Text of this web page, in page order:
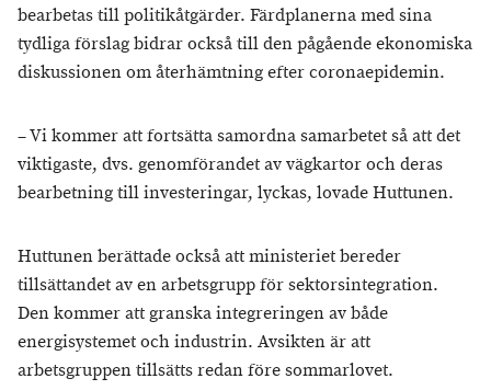
bearbetas till politikåtgärder. Färdplanerna med sina
tydliga förslag bidrar också till den pågående ekonomiska
diskussionen om återhämtning efter coronaepidemin.
– Vi kommer att fortsätta samordna samarbetet så att det
viktigaste, dvs. genomförandet av vägkartor och deras
bearbetning till investeringar, lyckas, lovade Huttunen.
Huttunen berättade också att ministeriet bereder
tillsättandet av en arbetsgrupp för sektorsintegration.
Den kommer att granska integreringen av både
energisystemet och industrin. Avsikten är att
arbetsgruppen tillsätts redan före sommarlovet.